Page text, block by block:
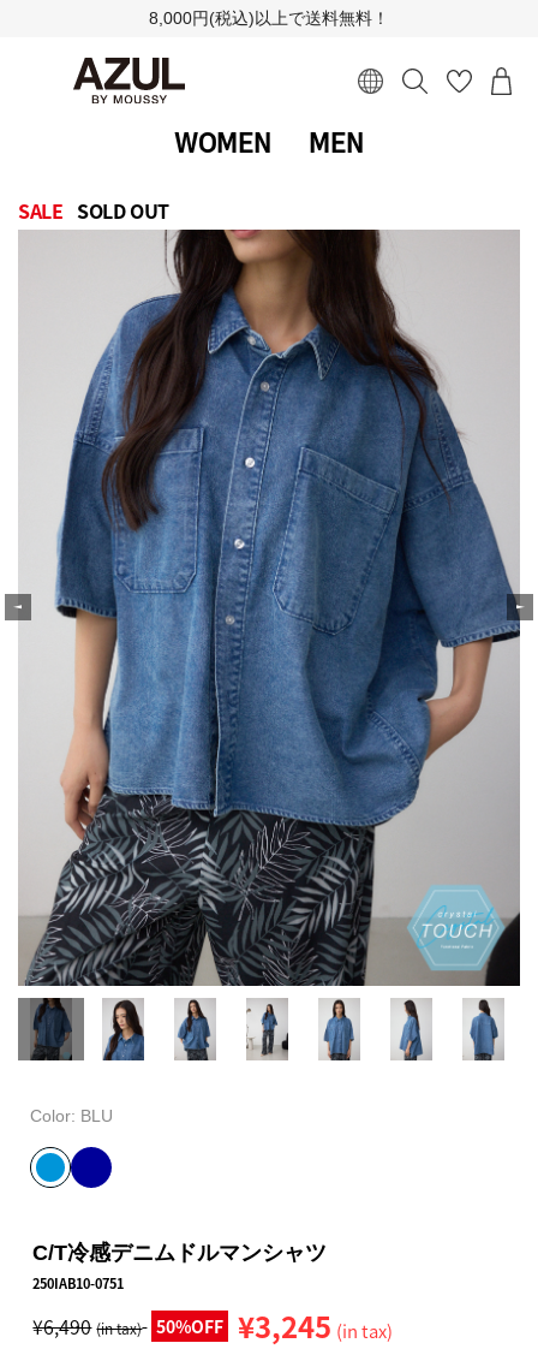
8,000円(税込)以上で送料無料！
WOMEN MEN
SALE SOLD OUT
Color: BLU
C/T冷感デニムドルマンシャツ
250IAB10-0751
¥6,490 (in tax) 50%OFF ¥3,245 (in tax)